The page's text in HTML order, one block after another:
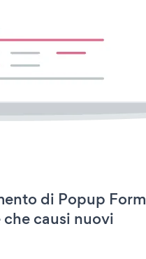
di Popup Form
causi nuovi